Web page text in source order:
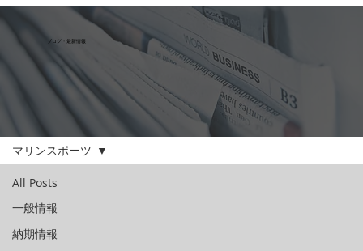
ブログ・最新情報
All Posts
一般情報
納期情報
マリンスポーツ